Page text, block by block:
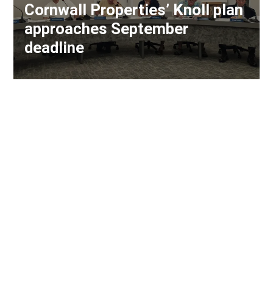
Cornwall Properties’ Knoll plan
approaches September
deadline